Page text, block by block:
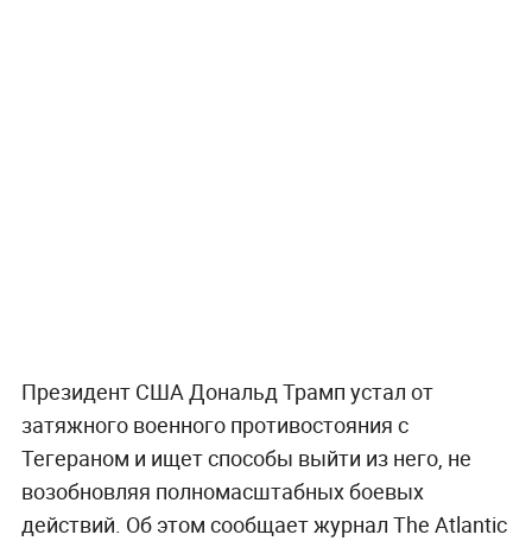
Президент США Дональд Трамп устал от
затяжного военного противостояния с
Тегераном и ищет способы выйти из него, не
возобновляя полномасштабных боевых
действий. Об этом сообщает журнал The Atlantic